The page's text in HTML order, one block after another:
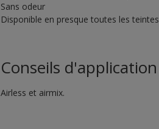
Sans odeur
Disponible en presque toutes les teintes
Conseils d'application
Airless et airmix.